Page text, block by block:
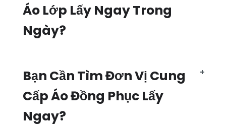
Áo Lớp Lấy Ngay Trong
Ngày?
Bạn Cần Tìm Đơn Vị Cung
Cấp Áo Đồng Phục Lấy
Ngay?